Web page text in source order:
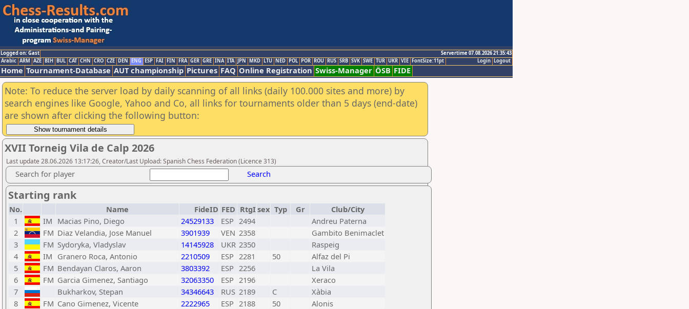
Logged on: Gast
Servertime 07.08.2026 21:35:43
Logout
Login
Arabic ARM AZE BIH BUL CAT CHN CRO CZE DEN ENG ESP FAI FIN FRA GER GRE INA ITA JPN MKD LTU NED POL POR ROU RUS SRB SVK SWE TUR UKR VIE FontSize:11pt
Home Tournament-Database AUT championship Pictures FAQ Online Registration Swiss-Manager ÖSB FIDE
Note: To reduce the server load by daily scanning of all links (daily 100.000 sites and more) by
search engines like Google, Yahoo and Co, all links for tournaments older than 5 days (end-date)
are shown after clicking the following button:
XVII Torneig Vila de Calp 2026
Last update 28.06.2026 13:17:26, Creator/Last Upload: Spanish Chess Federation (Licence 313)
Search for player Search
Starting rank
No. Name FideID FED RtgIsex Typ Gr
Club/City
1
IM Macias Pino, Diego 24529133 ESP 2494
Andreu Paterna
2
FM Diaz Velandia, Jose Manuel 3901939 VEN 2358
Gambito Benimaclet
3
FM Sydoryka, Vladyslav 14145928 UKR 2350
Raspeig
4
IM Granero Roca, Antonio 2210509 ESP 2281 50
Alfaz del Pi
5
FM Bendayan Claros, Aaron 3803392 ESP 2256
La Vila
6
FM Garcia Gimenez, Santiago 32063350 ESP 2196
Xeraco
7
Bukharkov, Stepan 34346643 RUS 2189 C
Xàbia
8
FM Cano Gimenez, Vicente 2222965 ESP 2188 50
Alonis